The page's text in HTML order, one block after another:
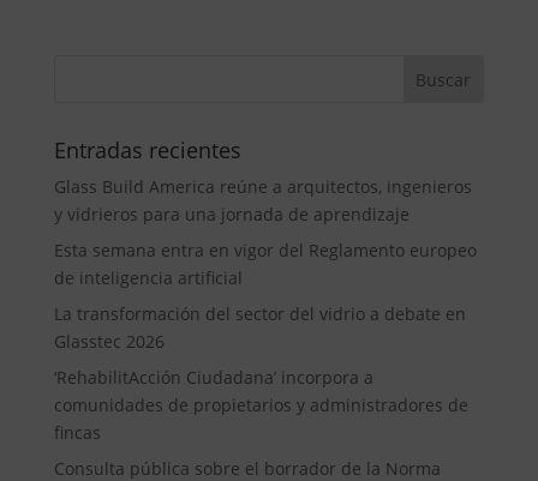
Entradas recientes
Glass Build America reúne a arquitectos, ingenieros
y vidrieros para una jornada de aprendizaje
Esta semana entra en vigor del Reglamento europeo
de inteligencia artificial
La transformación del sector del vidrio a debate en
Glasstec 2026
‘RehabilitAcción Ciudadana’ incorpora a
comunidades de propietarios y administradores de
fincas
Consulta pública sobre el borrador de la Norma